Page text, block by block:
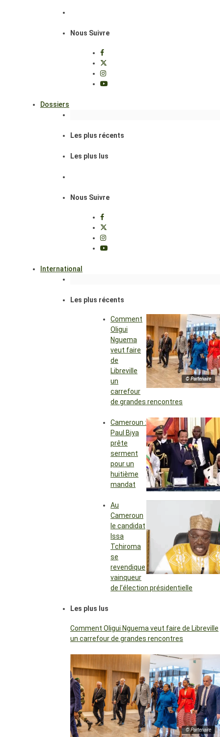
Nous Suivre
Dossiers
Les plus récents
Les plus lus
Nous Suivre
International
Les plus récents
© Partenaire
Comment
Oligui
Nguema
veut faire
de
Libreville
un
carrefour
de grandes rencontres
Cameroun :
Paul Biya
prête
serment
pour un
huitième
mandat
Au
Cameroun
le candidat
Issa
Tchiroma
se
revendique
vainqueur
de l’élection présidentielle
Les plus lus
Comment Oligui Nguema veut faire de Libreville
un carrefour de grandes rencontres
© Partenaire